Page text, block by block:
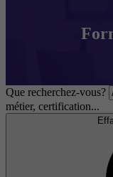
Que recherchez-vous?
métier, certification...